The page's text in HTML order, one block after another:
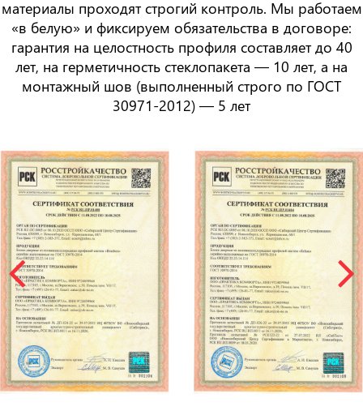
материалы проходят строгий контроль. Мы работаем
«в белую» и фиксируем обязательства в договоре:
гарантия на целостность профиля составляетдо 40
лет, на герметичность стеклопакета — 10 лет, а на
монтажный шов (выполненный строго по ГОСТ
30971-2012) — 5 лет